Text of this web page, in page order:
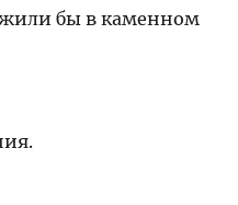
жили бы в каменном